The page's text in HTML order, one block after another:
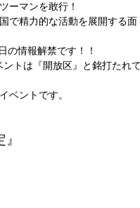
ーマンを敢行！
で精力的な活動を展開する
の情報解禁です！！
トは『開放区』と銘打た
ベントです。